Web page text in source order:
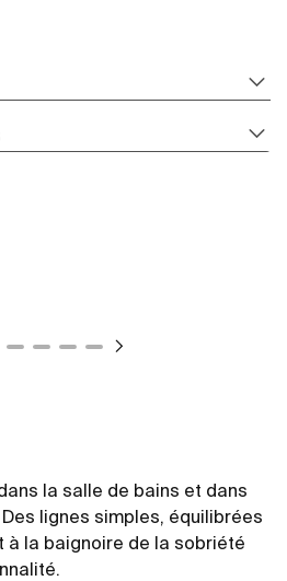
la salle de bains et dans
lignes simples, équilibrées
à la baignoire de la sobriété